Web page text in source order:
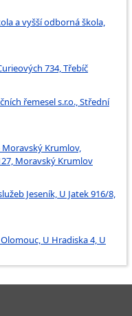
a vyšší odborná škola,
734, Třebíč
řemesel s.r.o., Střední
Krumlov,
Moravský Krumlov
Jeseník, U Jatek 916/8,
U Hradiska 4, U